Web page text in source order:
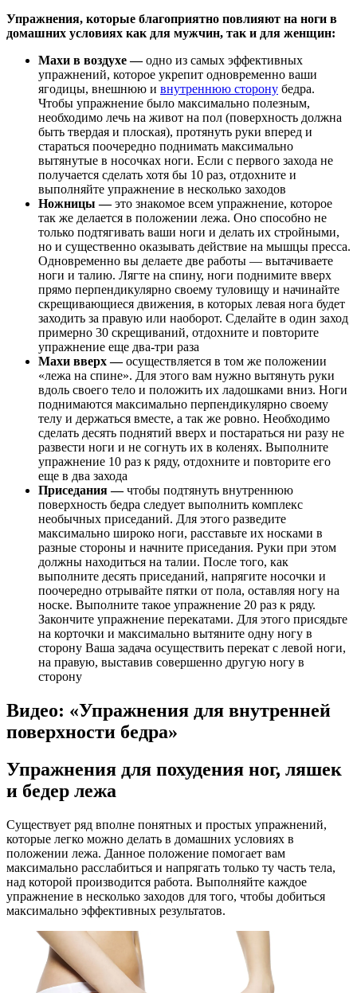
Упражнения, которые благоприятно повлияют на ноги в
домашних условиях как для мужчин, так и для женщин:
Махи в воздухе —одно из самых эффективных
упражнений, которое укрепит одновременно ваши
ягодицы, внешнюю и внутреннюю сторону бедра.
Чтобы упражнение было максимально полезным,
необходимо лечь на живот на пол (поверхность должна
быть твердая и плоская), протянуть руки вперед и
стараться поочередно поднимать максимально
вытянутые в носочках ноги. Если с первого захода не
получается сделать хотя бы 10 раз, отдохните и
выполняйте упражнение в несколько заходов
Ножницы —это знакомое всем упражнение, которое
так же делается в положении лежа. Оно способно не
только подтягивать ваши ноги и делать их стройными,
но и существенно оказывать действие на мышцы пресса.
Одновременно вы делаете две работы — вытачиваете
ноги и талию. Лягте на спину, ноги поднимите вверх
прямо перпендикулярно своему туловищу и начинайте
скрещивающиеся движения, в которых левая нога будет
заходить за правую или наоборот. Сделайте в один заход
примерно 30 скрещиваний, отдохните и повторите
упражнение еще два-три раза
Махи вверх —осуществляется в том же положении
«лежа на спине». Для этого вам нужно вытянуть руки
вдоль своего тело и положить их ладошками вниз. Ноги
поднимаются максимально перпендикулярно своему
телу и держаться вместе, а так же ровно. Необходимо
сделать десять поднятий вверх и постараться ни разу не
развести ноги и не согнуть их в коленях. Выполните
упражнение 10 раз к ряду, отдохните и повторите его
еще в два захода
Приседания —чтобы подтянуть внутреннюю
поверхность бедра следует выполнить комплекс
необычных приседаний. Для этого разведите
максимально широко ноги, расставьте их носками в
разные стороны и начните приседания. Руки при этом
должны находиться на талии. После того, как
выполните десять приседаний, напрягите носочки и
поочередно отрывайте пятки от пола, оставляя ногу на
носке. Выполните такое упражнение 20 раз к ряду.
Закончите упражнение перекатами. Для этого присядьте
на корточки и максимально вытяните одну ногу в
сторону Ваша задача осуществить перекат с левой ноги,
на правую, выставив совершенно другую ногу в
сторону
Видео: «Упражнения для внутренней
поверхности бедра»
Упражнения для похудения ног, ляшек
и бедер лежа
Существует ряд вполне понятных и простых упражнений,
которые легко можно делать в домашних условиях в
положении лежа. Данное положение помогает вам
максимально расслабиться и напрягать только ту часть тела,
над которой производится работа. Выполняйте каждое
упражнение в несколько заходов для того, чтобы добиться
максимально эффективных результатов.